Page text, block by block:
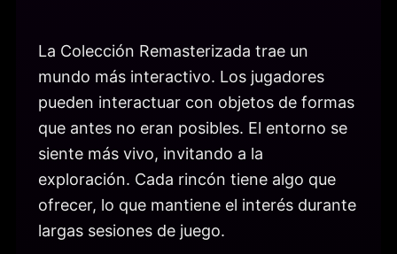
La Colección Remasterizada trae un
mundo más interactivo. Los jugadores
pueden interactuar con objetos de formas
que antes no eran posibles. El entorno se
siente más vivo, invitando a la
exploración. Cada rincón tiene algo que
ofrecer, lo que mantiene el interés durante
largas sesiones de juego.